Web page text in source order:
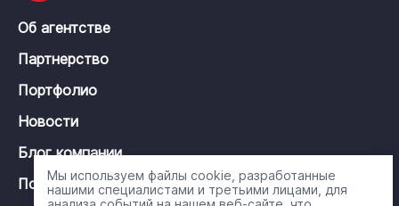
Об агентстве
Партнерство
Портфолио
Новости
Блог компании
Политика конфиденциальности
Мы используем файлы cookie, разработанные
нашими специалистами и третьими лицами, для